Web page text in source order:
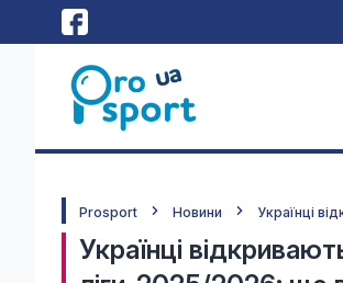
Prosport Новини Українці
Українці